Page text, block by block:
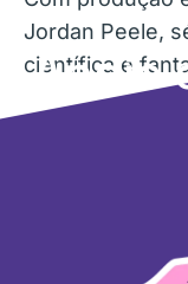
Jordan Peele,
científica e
Apoie